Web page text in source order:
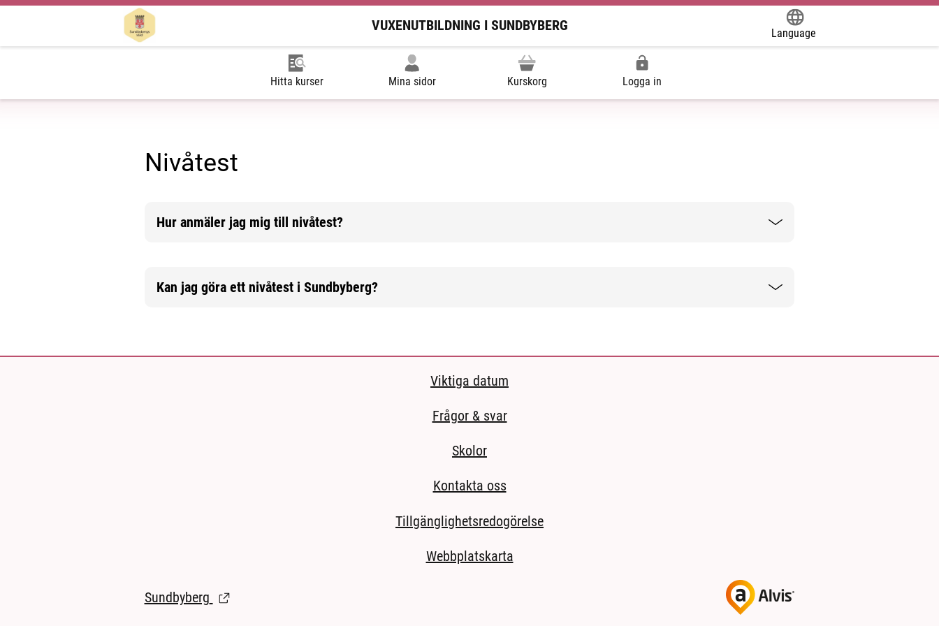
VUXENUTBILDNING I SUNDBYBERG
Language
Hitta kurser Mina sidor Kurskorg Logga in
Nivåtest
Hur anmäler jag mig till nivåtest?
Mer information
Kan jag göra ett nivåtest i Sundbyberg?
Mer information
Viktiga datum
Frågor & svar
Skolor
Kontakta oss
Tillgänglighetsredogörelse
Webbplatskarta
Sundbyberg (Länk till extern sida.)